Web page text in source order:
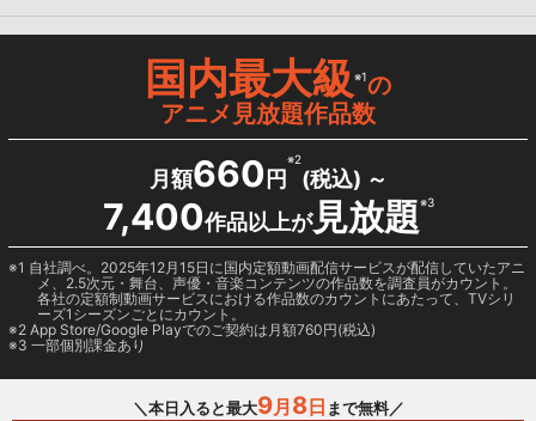
国内最大級※1の
アニメ見放題作品数
月額660 円
※2
(税込) ～
7,400作品以上が見放題※3
1 自社調べ。2025年12月15日に国内定額動画配信サービスが配信していたアニ
メ、2.5次元・舞台、声優・音楽コンテンツの作品数を調査員がカウント。
各社の定額制動画サービスにおける作品数のカウントにあたって、TVシリ
ーズ1シーズンごとにカウント。
2 App Store/Google Playでのご契約は月額760円(税込)
3 一部個別課金あり
＼本日入ると最大9月 8日 まで無料／